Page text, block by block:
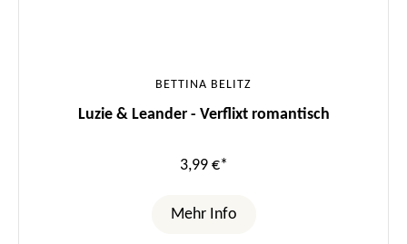
BETTINA BELITZ
Luzie & Leander - Verflixt romantisch
3,99 €*
Mehr Info